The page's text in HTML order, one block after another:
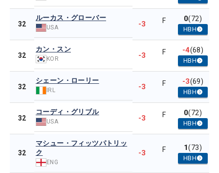
32
ルーカス・グローバー
USA -3 F 0(72)
HBH
32
カン・スン
KOR -3 F -4(68)
HBH
32
シェーン・ローリー
IRL -3 F -3(69)
HBH
32
コーディ・グリブル
USA -3 F 0(72)
HBH
32
マシュー・フィッツパトリッ
ク
ENG
-3 F 1(73)
HBH